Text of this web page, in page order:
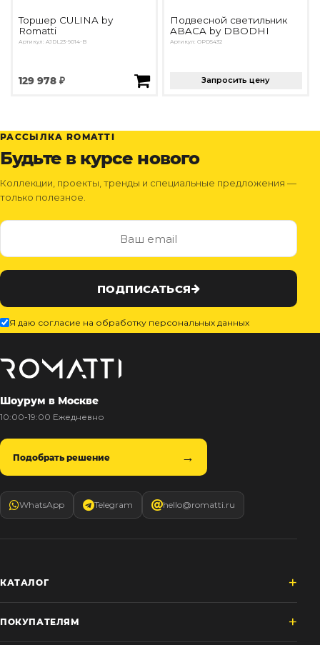
Торшер CULINA by
Romatti
Артикул: AJDL23-9014-B
129 978 ₽
Подвесной светильник
ABACA by DBODHI
Артикул: OPD5432
Запросить цену
РАССЫЛКА ROMATTI
Будьте в курсе нового
Коллекции, проекты, тренды и специальные предложения —
только полезное.
ПОДПИСАТЬСЯ
Я даю согласие на обработку персональных данных
Шоурум в Москве
10:00-19:00 Ежедневно
Подобрать решение
WhatsApp Telegram hello@romatti.ru
КАТАЛОГ
ПОКУПАТЕЛЯМ